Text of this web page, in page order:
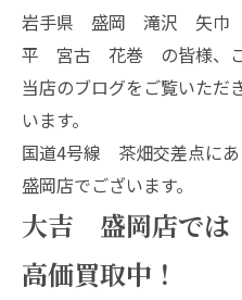
岩手県 盛岡 滝沢 矢
平 宮古 花巻 の皆様、こ
当店のブログをご覧いただ
います。
国道4号線 茶畑交差点に
盛岡店でございます。
大吉 盛岡店で
高価買取中！